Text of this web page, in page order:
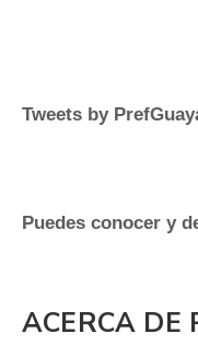
Tweets by
Puedes conocer y
ACERCA DE